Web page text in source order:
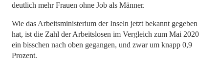
deutlich mehr Frauen ohne Job als Männer.
Wie das Arbeitsministerium der Inseln jetzt bekannt gegeben
hat, ist die Zahl der Arbeitslosen im Vergleich zum Mai 2020
ein bisschen nach oben gegangen, und zwar um knapp 0,9
Prozent.